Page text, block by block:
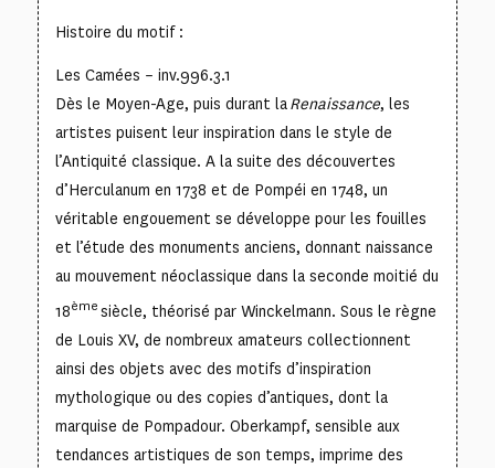
Histoire du motif :
Les Camées – inv.996.3.1
Dès le Moyen-Age, puis durant laRenaissance, les
artistes puisent leur inspiration dans le style de
l’Antiquité classique. A la suite des découvertes
d’Herculanum en 1738 et de Pompéi en 1748, un
véritable engouement se développe pour les fouilles
et l’étude des monuments anciens, donnant naissance
au mouvement néoclassique dans la seconde moitié du
18èmesiècle, théorisé par Winckelmann. Sous le règne
de Louis XV, de nombreux amateurs collectionnent
ainsi des objets avec des motifs d’inspiration
mythologique ou des copies d’antiques, dont la
marquise de Pompadour. Oberkampf, sensible aux
tendances artistiques de son temps, imprime des